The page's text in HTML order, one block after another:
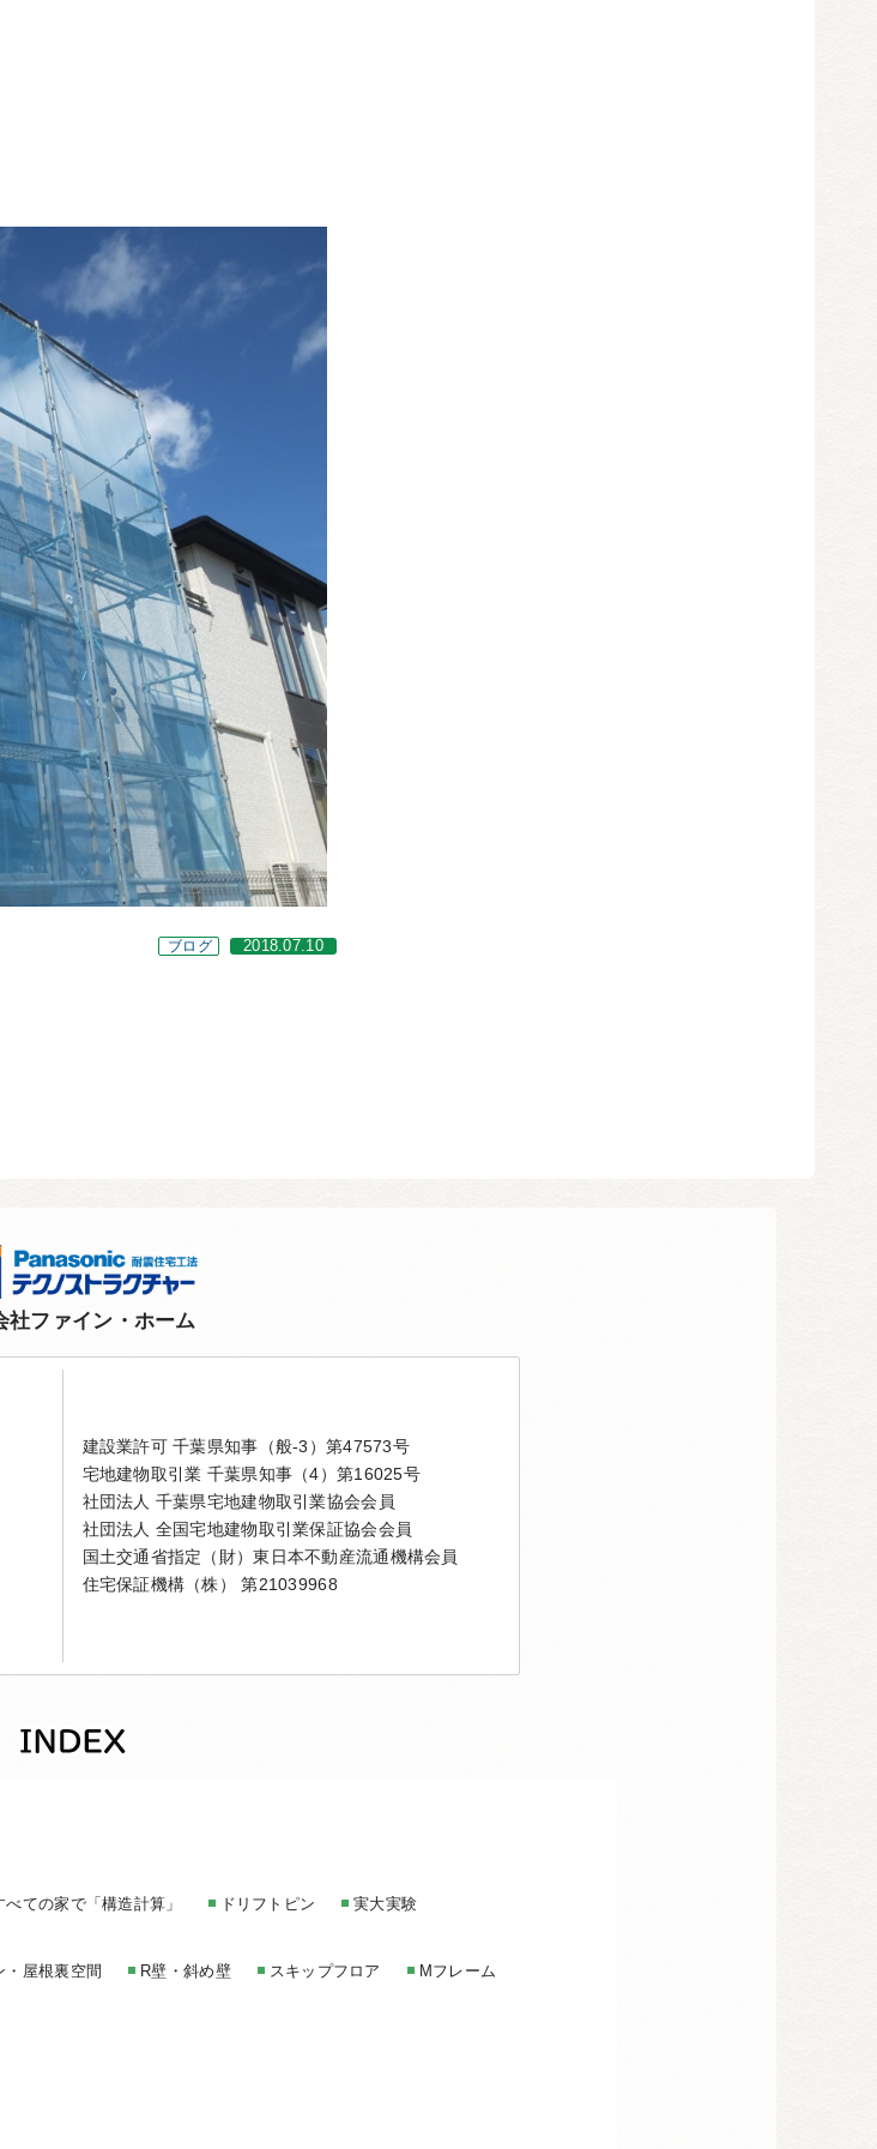
ブログ 2018.07.10
社ファイン・ホーム
建設業許可 千葉県知事（般-3）第47573号
宅地建物取引業 千葉県知事（4）第16025号
社団法人 千葉県宅地建物取引業協会会員
社団法人 全国宅地建物取引業保証協会会員
国土交通省指定（財）東日本不動産流通機構会員
住宅保証機構（株） 第21039968
べての家で「構造計算」 ドリフトピン 実大実験
・屋根裏空間 R壁・斜め壁 スキップフロア
Mフレーム